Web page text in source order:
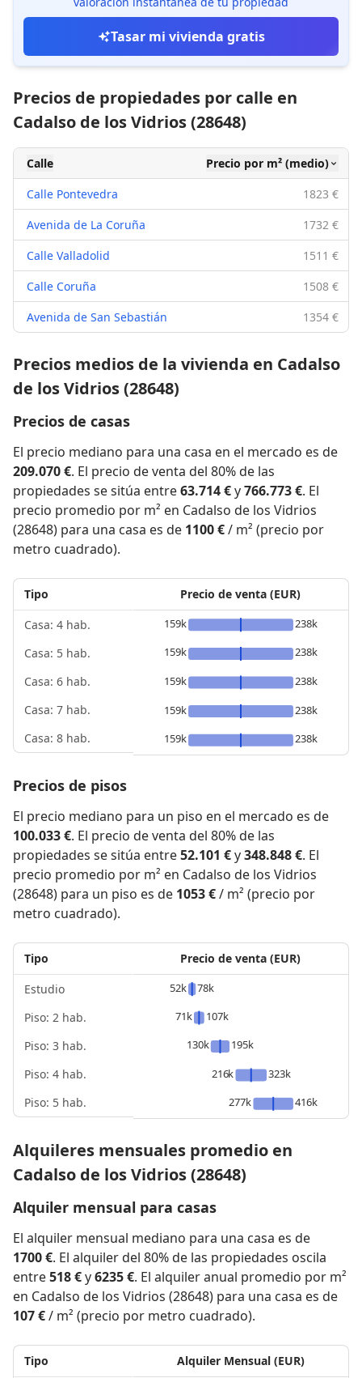
Tasar mi vivienda gratis
Precios de propiedades por calle en
Cadalso de los Vidrios (28648)
Calle
Precio por m² (medio)
Calle Pontevedra
1823 €
Avenida de La Coruña
1732 €
Calle Valladolid
1511 €
Calle Coruña
1508 €
Avenida de San Sebastián
1354 €
Precios medios de la vivienda en Cadalso
de los Vidrios (28648)
Precios de casas
El precio mediano para una casa en el mercado es de
209.070 €. El precio de venta del 80% de las
propiedades se sitúa entre63.714 €y766.773 €. El
precio promedio por m² en Cadalso de los Vidrios
(28648) para una casa es de 1100 €/ m² (precio por
metro cuadrado).
Tipo
Casa: 4 hab.
Casa: 5 hab.
Casa: 6 hab.
Casa: 7 hab.
Casa: 8 hab.
Precio de venta (EUR)
159k
238k
159k
238k
159k
238k
159k
238k
159k
238k
Precios de pisos
El precio mediano para un piso en el mercado es de
100.033 €. El precio de venta del 80% de las
propiedades se sitúa entre52.101 €y348.848 €. El
precio promedio por m² en Cadalso de los Vidrios
(28648) para un piso es de 1053 €/ m² (precio por
metro cuadrado).
Tipo
Estudio
Piso: 2 hab.
Piso: 3 hab.
Piso: 4 hab.
Piso: 5 hab.
Precio de venta (EUR)
52k
78k
71k
107k
130k
195k
216k
323k
277k
416k
Alquileres mensuales promedio en
Cadalso de los Vidrios (28648)
Alquiler mensual para casas
El alquiler mensual mediano para una casa es de
1700 €. El alquiler del 80% de las propiedades oscila
entre518 €y6235 €. El alquiler anual promedio por m²
en Cadalso de los Vidrios (28648) para una casa es de
107 €/ m² (precio por metro cuadrado).
Tipo
Alquiler Mensual (EUR)